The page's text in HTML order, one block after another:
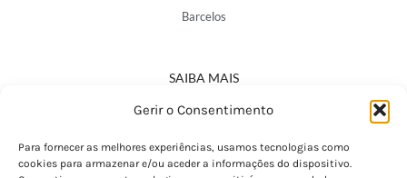
Gerir o Consentimento
Para fornecer as melhores experiências, usamos tecnologias como
cookies para armazenar e/ou aceder a informações do dispositivo.
Barcelos
SAIBA MAIS
Política de Privacidade
Termos e Condições
Perguntas Frequentes